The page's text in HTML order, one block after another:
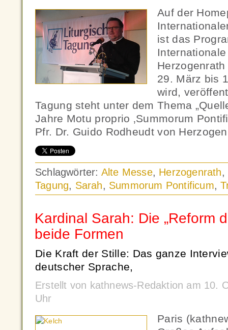
Auf der
ist das
29. März bis
wird,
Tagung steht unter dem Thema
Jahre Motu proprio ‚Summorum
Pfr. Dr. Guido Rodheudt von
Schlagwörter: Alte Messe, Herzogenrath,
Tagung, Sarah, Summorum Pontificum,
Kardinal Sarah: Die „Reform
beide Formen
Die Kraft der Stille: Das ganze
deutscher Sprache,
Erstellt von kathnews-Redaktion am 10.
Uhr
Paris